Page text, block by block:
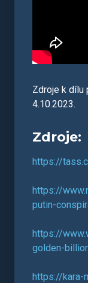
Zdroje k dílu
4.10.2023.
Zdroje:
https://
https://
putin-
https://
golden-
https://kara-